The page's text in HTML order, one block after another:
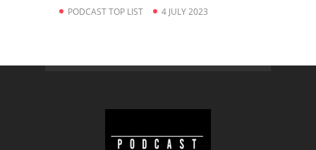
PODCAST TOP LIST 4 JULY 2023